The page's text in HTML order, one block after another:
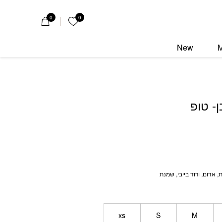
0 הרשימה שלי
0
New
טופ
אדום, ורוד בייבי, שמנת
M
S
xs